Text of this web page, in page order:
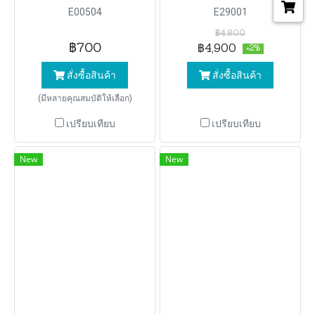
E00504
฿700
สั่งซื้อสินค้า
(มีหลายคุณสมบัติให้เลือก)
เปรียบเทียบ
E29001
฿4,800
฿4,900 +2%
สั่งซื้อสินค้า
เปรียบเทียบ
New New